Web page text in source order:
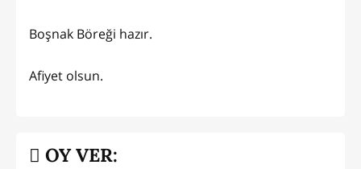
Boşnak Böreği hazır.
Afiyet olsun.
OY VER: